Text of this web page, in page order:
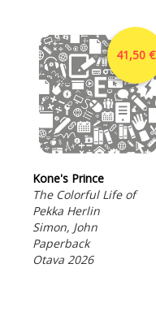
41,50 €
Kone's Prince
The Colorful Life of
Pekka Herlin
Simon, John
Paperback
Otava 2026